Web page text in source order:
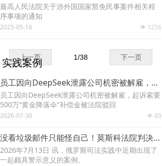
最高人民法院关于涉外国国家豁免民事案件相关程
序事项的通知
넶 1256
2025-05-16
上一页 下一页
1/38
员工因向DeepSeek泄露公司机密被解雇，起诉索要500万“黄金降落伞”补偿金被法院驳回
员工因向DeepSeek泄露公司机密被解雇，起诉索要
500万“黄金降落伞”补偿金被法院驳回
넶 80
2026-07-30
没看垃圾邮件只能怪自己！莫斯科法院判决：即使通知邮件进垃圾邮箱，也视为已送达
2026年7月13日 讯，俄罗斯司法实践中近期出现了
一起颇具警示意义的案例。
实践案例